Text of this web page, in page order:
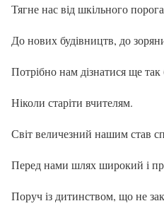
Тягне нас від шкільного порога
До нових будівництв, до
Потрібно нам дізнатися ще
Ніколи старіти вчителям.
Світ величезний нашим став
Перед нами шлях широкий і
Поруч із дитинством, що не